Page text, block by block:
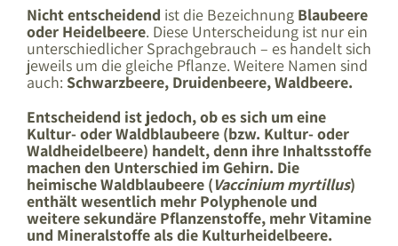
Nicht entscheidend ist die Bezeichnung Blaubeere
oder Heidelbeere. Diese Unterscheidung ist nur ein
unterschiedlicher Sprachgebrauch – es handelt sich
jeweils um die gleiche Pflanze. Weitere Namen sind
auch: Schwarzbeere, Druidenbeere, Waldbeere.
Entscheidend ist jedoch, ob es sich um eine
Kultur- oder Waldblaubeere (bzw. Kultur- oder
Waldheidelbeere) handelt, denn ihre Inhaltsstoffe
machen den Unterschied im Gehirn. Die
heimische Waldblaubeere (Vaccinium myrtillus)
enthält wesentlich mehr Polyphenole und
weitere sekundäre Pflanzenstoffe, mehr Vitamine
und Mineralstoffe als die Kulturheidelbeere.